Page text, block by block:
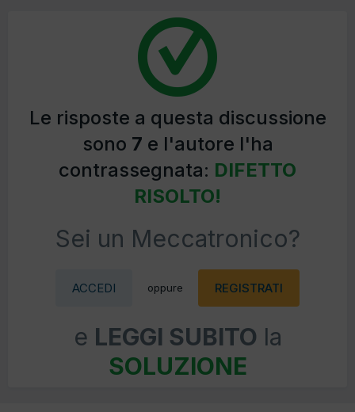
Le risposte a questa discussione
sono 7 e l'autore l'ha
contrassegnata: DIFETTO
RISOLTO!
Sei un Meccatronico?
ACCEDI oppure REGISTRATI
e LEGGI SUBITO la
SOLUZIONE